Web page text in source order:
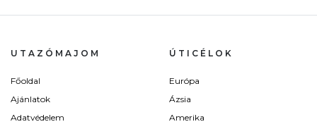
UTAZÓMAJOM
Főoldal
Ajánlatok
Adatvédelem
ÚTICÉLOK
Európa
Ázsia
Amerika